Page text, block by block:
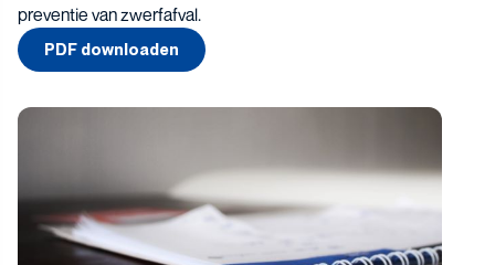
preventie van zwerfafval.
PDF downloaden